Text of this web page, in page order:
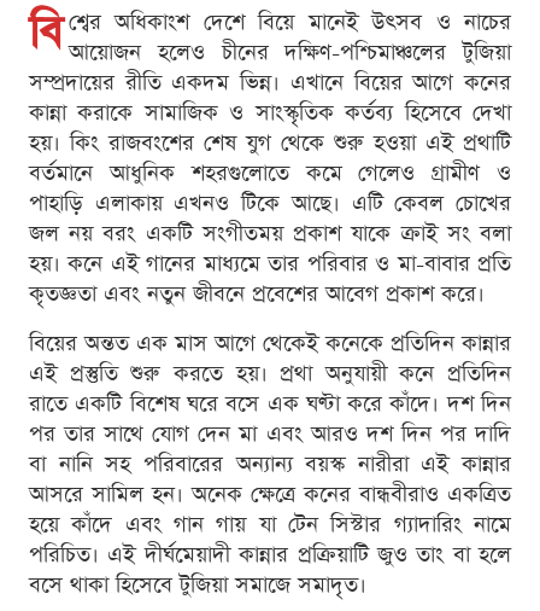
বি শ্বের অধিকাংশ দেশে বিয়ে মানেই উৎসব ও নাচের
আয়োজন হলেও চীনের দক্ষিণ-পশ্চিমাঞ্চলের টুজিয়া
সম্প্রদায়ের রীতি একদম ভিন্ন। এখানে বিয়ের আগে কনের
কান্না করাকে সামাজিক ও সাংস্কৃতিক কর্তব্য হিসেবে দেখা
হয়। কিং রাজবংশের শেষ যুগ থেকে শুরু হওয়া এই প্রথাটি
বর্তমানে আধুনিক শহরগুলোতে কমে গেলেও গ্রামীণ ও
পাহাড়ি এলাকায় এখনও টিকে আছে। এটি কেবল চোখের
জল নয় বরং একটি সংগীতময় প্রকাশ যাকে ক্রাই সং বলা
হয়। কনে এই গানের মাধ্যমে তার পরিবার ও মা-বাবার প্রতি
কৃতজ্ঞতা এবং নতুন জীবনে প্রবেশের আবেগ প্রকাশ করে।
বিয়ের অন্তত এক মাস আগে থেকেই কনেকে প্রতিদিন কান্নার
এই প্রস্তুতি শুরু করতে হয়। প্রথা অনুযায়ী কনে প্রতিদিন
রাতে একটি বিশেষ ঘরে বসে এক ঘণ্টা করে কাঁদে। দশ দিন
পর তার সাথে যোগ দেন মা এবং আরও দশ দিন পর দাদি
বা নানি সহ পরিবারের অন্যান্য বয়স্ক নারীরা এই কান্নার
আসরে সামিল হন। অনেক ক্ষেত্রে কনের বান্ধবীরাও একত্রিত
হয়ে কাঁদে এবং গান গায় যা টেন সিস্টার গ্যাদারিং নামে
পরিচিত। এই দীর্ঘমেয়াদী কান্নার প্রক্রিয়াটি জুও তাং বা হলে
বসে থাকা হিসেবে টুজিয়া সমাজে সমাদৃত।